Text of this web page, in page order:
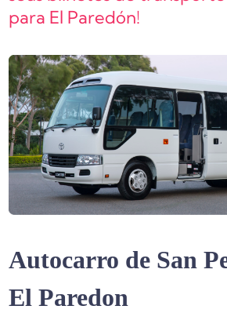
para El Paredón!
Autocarro de San
El Paredon